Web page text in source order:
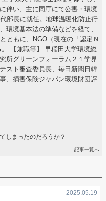
伴い、主に同庁にて公害・環境
部長に就任。地球温暖化防止行
環境基本法の準備などを経て、
ともに、NGO（現在の「認定Ｎ
【兼職等】 早稲田大学環境総
所グリーンフォーラム２１学界
スト審査委員長、毎日新聞日韓
、損害保険ジャパン環境財団評
しまったのだろうか？
記事一覧へ
2025.05.19